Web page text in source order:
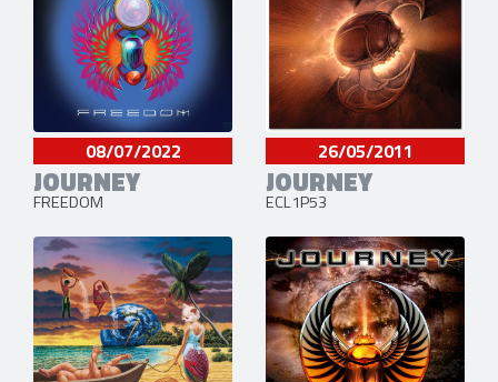
08/07/2022
JOURNEY
FREEDOM
26/05/2011
JOURNEY
ECL1P53